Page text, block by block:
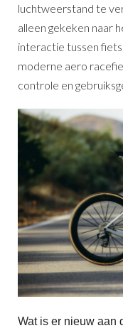
luchtweerstand te
alleen gekeken naar
interactie tussen
moderne aero
controle en
Wat is er nieuw aan